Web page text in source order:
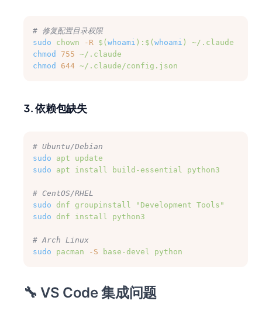
# 修复配置目录权限
sudo
chown -R $( whoami ):$( whoami )
~/.claude
chmod
755 ~/.claude
chmod
644 ~/.claude/config.json
3. 依赖包缺失
# Ubuntu/Debian
sudo
apt
update
sudo
apt install build-essential python3
# CentOS/RHEL
sudo
dnf groupinstall
"Development Tools"
sudo
dnf install python3
# Arch Linux
sudo
pacman -S base-devel python
🔧 VS Code 集成问题